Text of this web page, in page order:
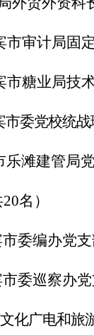
市审计局固
市糖业局技
市委党校统
乐滩建管局
20名）
委编办党
市委巡察办
化广电和旅